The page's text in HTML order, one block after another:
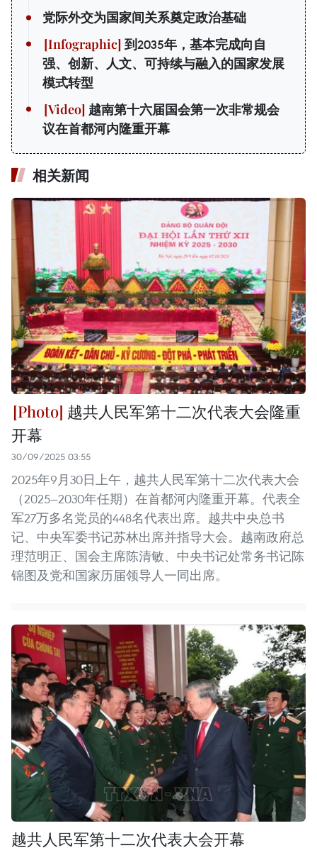
党际外交为国家间关系奠定政治基础
到2035年，基本完成向自
强、创新、人文、可持续与融入的国家发展
模式转型
越南第十六届国会第一次非常规会
议在首都河内隆重开幕
相关新闻
越共人民军第十二次代表大会隆重
开幕
30/09/2025 03:55
2025年9月30日上午，越共人民军第十二次代表大会
（2025—2030年任期）在首都河内隆重开幕。代表全
军27万多名党员的448名代表出席。越共中央总书
记、中央军委书记苏林出席并指导大会。越南政府总
理范明正、国会主席陈清敏、中央书记处常务书记陈
锦图及党和国家历届领导人一同出席。
越共人民军第十二次代表大会开幕